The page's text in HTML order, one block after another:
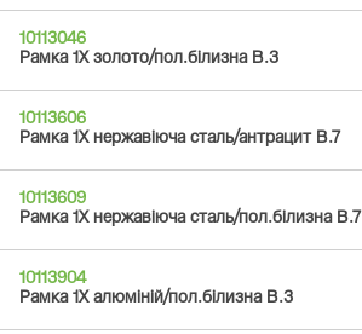
10113046
Рамка 1Х золото/пол.білизна B.3
10113606
Рамка 1Х нержавіюча сталь/антрацит B.7
10113609
Рамка 1Х нержавіюча сталь/пол.білизна B.7
10113904
Рамка 1Х алюміній/пол.білизна B.3